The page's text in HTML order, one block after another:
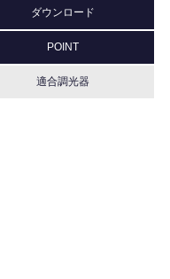
ダウンロード
POINT
適合調光器